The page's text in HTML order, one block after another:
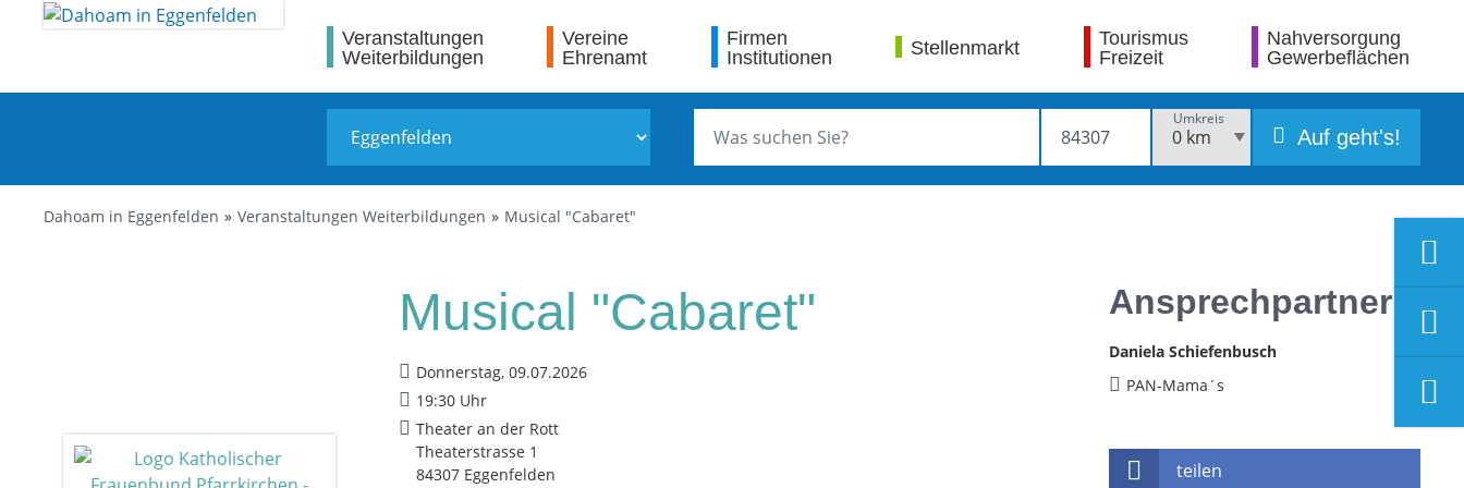
Veranstaltungen
Weiterbildungen
Vereine
Ehrenamt
Firmen
Institutionen
Stellenmarkt
Tourismus
Freizeit
Nahversorgung
Gewerbeflächen
Umkreis
Auf geht's!
Dahoam in Eggenfelden Veranstaltungen Weiterbildungen Musical "Cabaret"
Musical "Cabaret"
Donnerstag, 09.07.2026
19:30 Uhr
Theater an der Rott
Theaterstrasse 1
84307 Eggenfelden
Ansprechpartner
Daniela Schiefenbusch
PAN-Mama´s
teilen